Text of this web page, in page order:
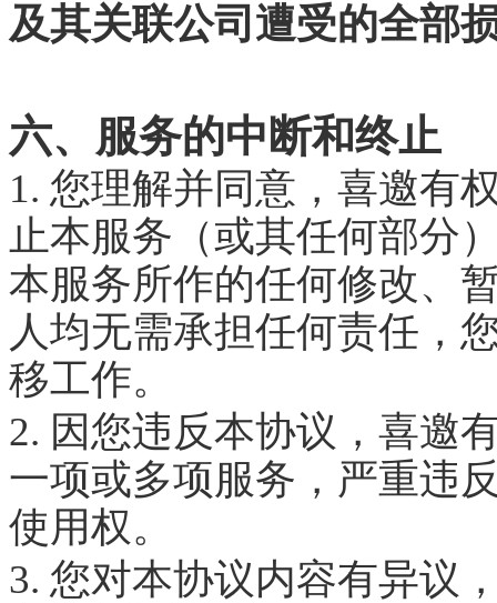
及其关联公司遭受的全部
六、服务的中断和终止
1. 您理解并同意，喜邀有
止本服务（或其任何部分
本服务所作的任何修改、
人均无需承担任何责任，
移工作。
2. 因您违反本协议，喜邀
一项或多项服务，严重违
使用权。
3. 您对本协议内容有异议